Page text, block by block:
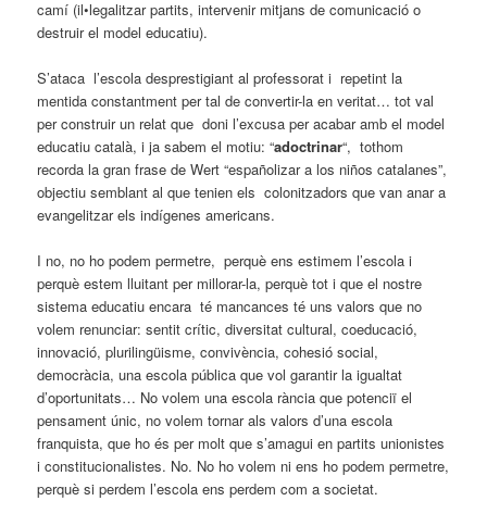
camí (il•legalitzar partits, intervenir mitjans de comunicació o
destruir el model educatiu).
S’ataca l’escola desprestigiant al professorat i repetint la
mentida constantment per tal de convertir-la en veritat… tot val
per construir un relat que doni l’excusa per acabar amb el model
educatiu català, i ja sabem el motiu: “adoctrinar“, tothom
recorda la gran frase de Wert “españolizar a los niños catalanes”,
objectiu semblant al que tenien els colonitzadors que van anar a
evangelitzar els indígenes americans.
I no, no ho podem permetre, perquè ens estimem l’escola i
perquè estem lluitant per millorar-la, perquè tot i que el nostre
sistema educatiu encara té mancances té uns valors que no
volem renunciar: sentit crític, diversitat cultural, coeducació,
innovació, plurilingüisme, convivència, cohesió social,
democràcia, una escola pública que vol garantir la igualtat
d’oportunitats… No volem una escola rància que potenciï el
pensament únic, no volem tornar als valors d’una escola
franquista, que ho és per molt que s’amagui en partits unionistes
i constitucionalistes. No. No ho volem ni ens ho podem permetre,
perquè si perdem l’escola ens perdem com a societat.